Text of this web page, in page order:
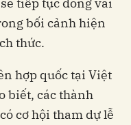
bối cảnh hiện
thức.
hợp quốc tại Việt
biết, các thành
cơ hội tham dự lễ